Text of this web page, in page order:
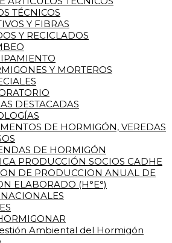
TÉCNICOS
Y FIBRAS
Y RECICLADOS
Y MORTEROS
DESTACADAS
DE HORMIGÓN, VEREDAS
DE HORMIGÓN
PRODUCCIÓN SOCIOS CADHE
DE PRODUCCION ANUAL DE
ELABORADO (H°E°)
Ambiental del Hormigón